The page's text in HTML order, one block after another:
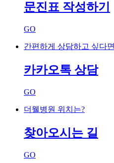
문진표 작성하기
GO
간편하게 상담하고 싶다면
카카오톡 상담
GO
더웰병원 위치는?
찾아오시는 길
GO